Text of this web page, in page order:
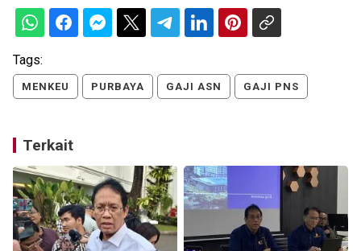
Tags:
MENKEU PURBAYA GAJI ASN GAJI PNS
Terkait